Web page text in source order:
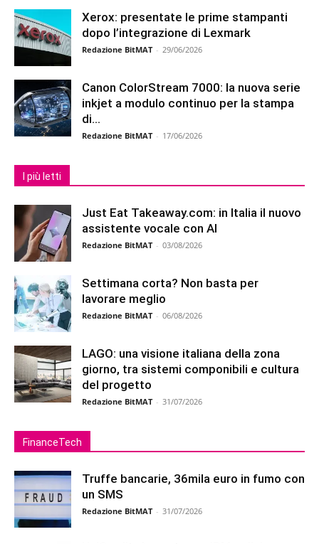
Xerox: presentate le prime stampanti
dopo l’integrazione di Lexmark
Redazione BitMAT - 29/06/2026
Canon ColorStream 7000: la nuova serie
inkjet a modulo continuo per la stampa
di...
Redazione BitMAT - 17/06/2026
I più letti
Just Eat Takeaway.com: in Italia il nuovo
assistente vocale con AI
Redazione BitMAT - 03/08/2026
Settimana corta? Non basta per
lavorare meglio
Redazione BitMAT - 06/08/2026
LAGO: una visione italiana della zona
giorno, tra sistemi componibili e cultura
del progetto
Redazione BitMAT - 31/07/2026
FinanceTech
Truffe bancarie, 36mila euro in fumo con
un SMS
Redazione BitMAT - 31/07/2026